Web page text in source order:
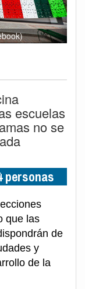
escuelas
no se
personas
que las
de
y
de la